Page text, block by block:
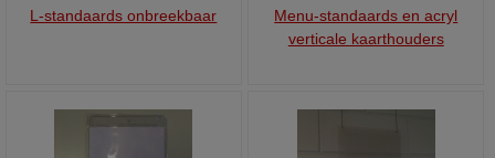
L-standaards onbreekbaar
Menu-standaards en acryl
verticale kaarthouders